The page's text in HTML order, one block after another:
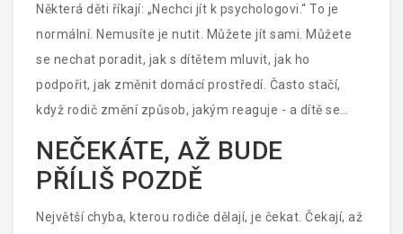
Některá děti říkají: „Nechci jít k psychologovi.“ To je
normální. Nemusíte je nutit. Můžete jít sami. Můžete
se nechat poradit, jak s dítětem mluvit, jak ho
podpořit, jak změnit domácí prostředí. Často stačí,
když rodič změní způsob, jakým reaguje - a dítě se
začne otevírat samo. Psycholog není jen pro dítě. Je
pro celou rodinu.
NEČEKÁTE, AŽ BUDE
PŘÍLIŠ POZDĚ
Největší chyba, kterou rodiče dělají, je čekat. Čekají, až